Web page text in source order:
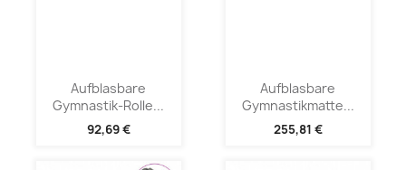
Aufblasbare
Gymnastik-Rolle...
92,69 €
Aufblasbare
Gymnastikmatte...
255,81 €